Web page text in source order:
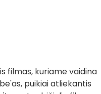
filmas, kuriame vaidina
puikiai atliekantis